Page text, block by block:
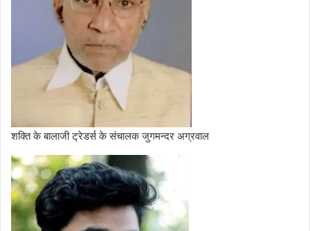
शक्ति के बालाजी ट्रेडर्स के संचालक जुगमन्दर अग्रवाल